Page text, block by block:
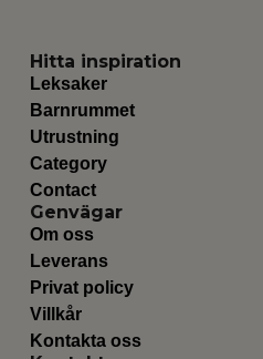
Hitta inspiration
Leksaker
Barnrummet
Utrustning
Category
Contact
Genvägar
Om oss
Leverans
Privat policy
Villkår
Kontakta oss